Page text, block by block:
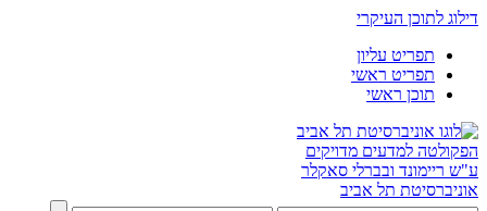
דילוג לתוכן העיקרי
תפריט עליון
תפריט ראשי
תוכן ראשי
הפקולטה למדעים מדויקים
ע"ש ריימונד ובברלי סאקלר
אוניברסיטת תל אביב